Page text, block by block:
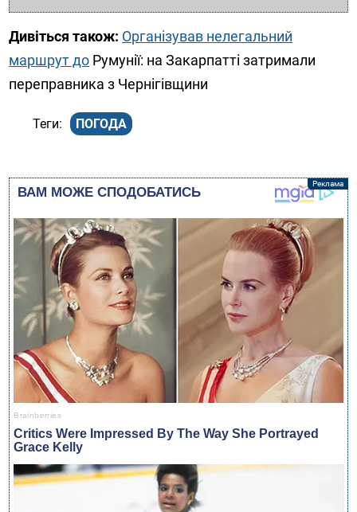
Дивіться також: Організував нелегальний
маршрут до Румунії: на Закарпатті затримали
переправника з Чернігівщини
ПОГОДА